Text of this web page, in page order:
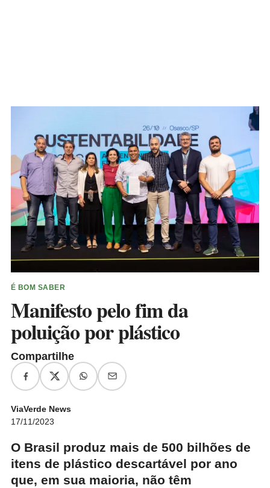
É BOM SABER
Manifesto pelo fim da
poluição por plástico
Compartilhe
ViaVerde News
17/11/2023
O Brasil produz mais de 500 bilhões de
itens de plástico descartável por ano
que, em sua maioria, não têm